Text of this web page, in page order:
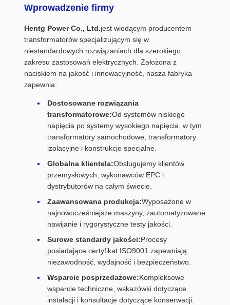
Wprowadzenie firmy
Hentg Power Co., Ltd.jest wiodącym producentem
transformatorów specjalizującym się w
niestandardowych rozwiązaniach dla szerokiego
zakresu zastosowań elektrycznych. Założona z
naciskiem na jakość i innowacyjność, nasza fabryka
zapewnia:
Dostosowane rozwiązania
transformatorowe:Od systemów niskiego
napięcia po systemy wysokiego napięcia, w tym
transformatory samochodowe, transformatory
izolacyjne i konstrukcje specjalne.
Globalna klientela:Obsługujemy klientów
przemysłowych, wykonawców EPC i
dystrybutorów na całym świecie.
Zaawansowana produkcja:Wyposażone w
najnowocześniejsze maszyny, zautomatyzowane
nawijanie i rygorystyczne testy jakości.
Surowe standardy jakości:Procesy
posiadające certyfikat ISO9001 zapewniają
niezawodność, wydajność i bezpieczeństwo.
Wsparcie posprzedażowe:Kompleksowe
wsparcie techniczne, wskazówki dotyczące
instalacji i konsultacje dotyczące konserwacji.